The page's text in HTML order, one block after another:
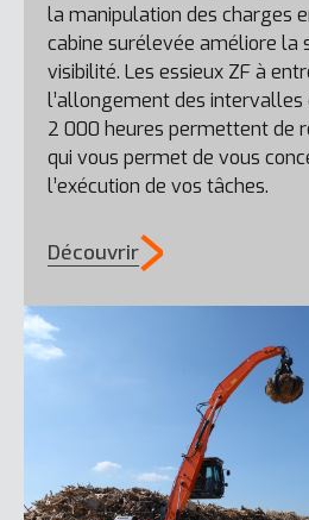
DL380-7
DL80TL-
DX100W-
DX140W-7K
la manipulation des charges
cabine surélevée améliore la
visibilité. Les essieux ZF à
l’allongement des intervalles
2 000 heures permettent de
qui vous permet de vous
l’exécution de vos tâches.
Découvrir